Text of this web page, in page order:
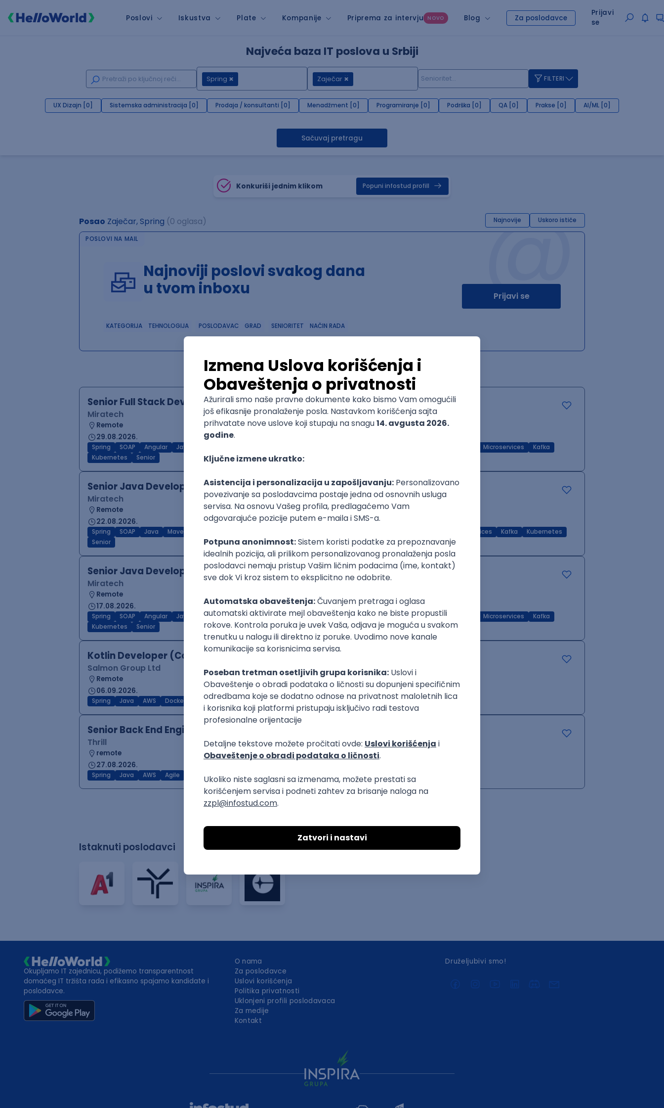
Poslovi Iskustva Plate Kompanije Priprema za intervju NOVO Blog Za poslodavce
Prijavi
se
Najveća baza IT poslova u Srbiji
Spring Zaječar FILTERI
UX Dizajn [0] Sistemska administracija [0] Prodaja / konsultanti [0] Menadžment [0] Programiranje [0] Podrška [0] QA [0] Prakse [0] AI/ML [0]
Sačuvaj pretragu
Konkuriši jednim klikom Popuni infostud profill
Posao Zaječar, Spring (0 oglasa) Najnovije Uskoro ističe
@
POSLOVI NA MAIL
Najnoviji poslovi svakog dana
u tvom inboxu
Prijavi se
KATEGORIJA TEHNOLOGIJA POSLODAVAC GRAD SENIORITET NAČIN RADA
Trenutno nema oglasa po traženim kriterijumima pretrage.
Pogledaj slične oglase ili izmeni kriterijume pretrage
OGLASI PO KRITERIJUMU Spring
Senior Full Stack Developer (Java, Angular)
Miratech
Remote
29.08.2026.
Spring SOAP Angular Java Microservices
Kafka
Kubernetes
Senior
Senior Java Developer
Miratech
Remote
22.08.2026.
Spring SOAP Java Maven Microservices Kafka
Kubernetes
Senior
Senior Java Developer
Miratech
Remote
17.08.2026.
Spring SOAP Angular Java Maven Hibernate Docker PostgreSQL Jira DevOps REST ActiveMQ Microservices
Kafka
Kubernetes
Senior
Kotlin Developer (Core)
Salmon Group Ltd
Remote
06.09.2026.
Spring Java AWS Docker Cloud Agile Microservices Kubernetes Intermediate
Senior Back End Engineer - Sportsbook
Thrill
remote
27.08.2026.
Spring Java AWS Agile Kotlin Senior
Istaknuti poslodavci
Okupljamo IT zajednicu, podižemo transparentnost
domaćeg IT tržišta rada i efikasno spajamo kandidate i
poslodavce.
O nama
Za poslodavce
Uslovi korišćenja
Politika privatnosti
Uklonjeni profili poslodavaca
Za medije
Kontakt
Druželjubivi smo!